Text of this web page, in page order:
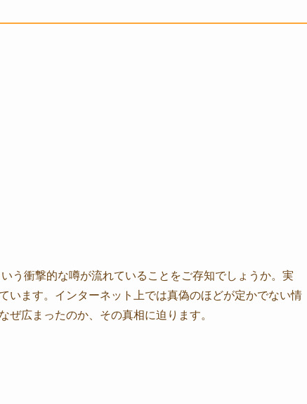
う衝撃的な噂が流れていることをご存知でしょうか。実
います。インターネット上では真偽のほどが定かでない情
広まったのか、その真相に迫ります。